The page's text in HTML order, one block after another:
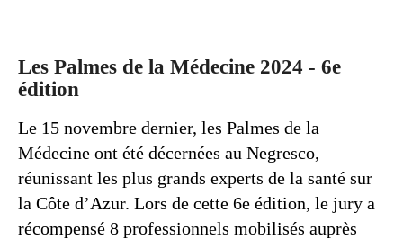
Les Palmes de la Médecine 2024 - 6e
édition
Le 15 novembre dernier, les Palmes de la
Médecine ont été décernées au Negresco,
réunissant les plus grands experts de la santé sur
la Côte d’Azur. Lors de cette 6e édition, le jury a
récompensé 8 professionnels mobilisés auprès